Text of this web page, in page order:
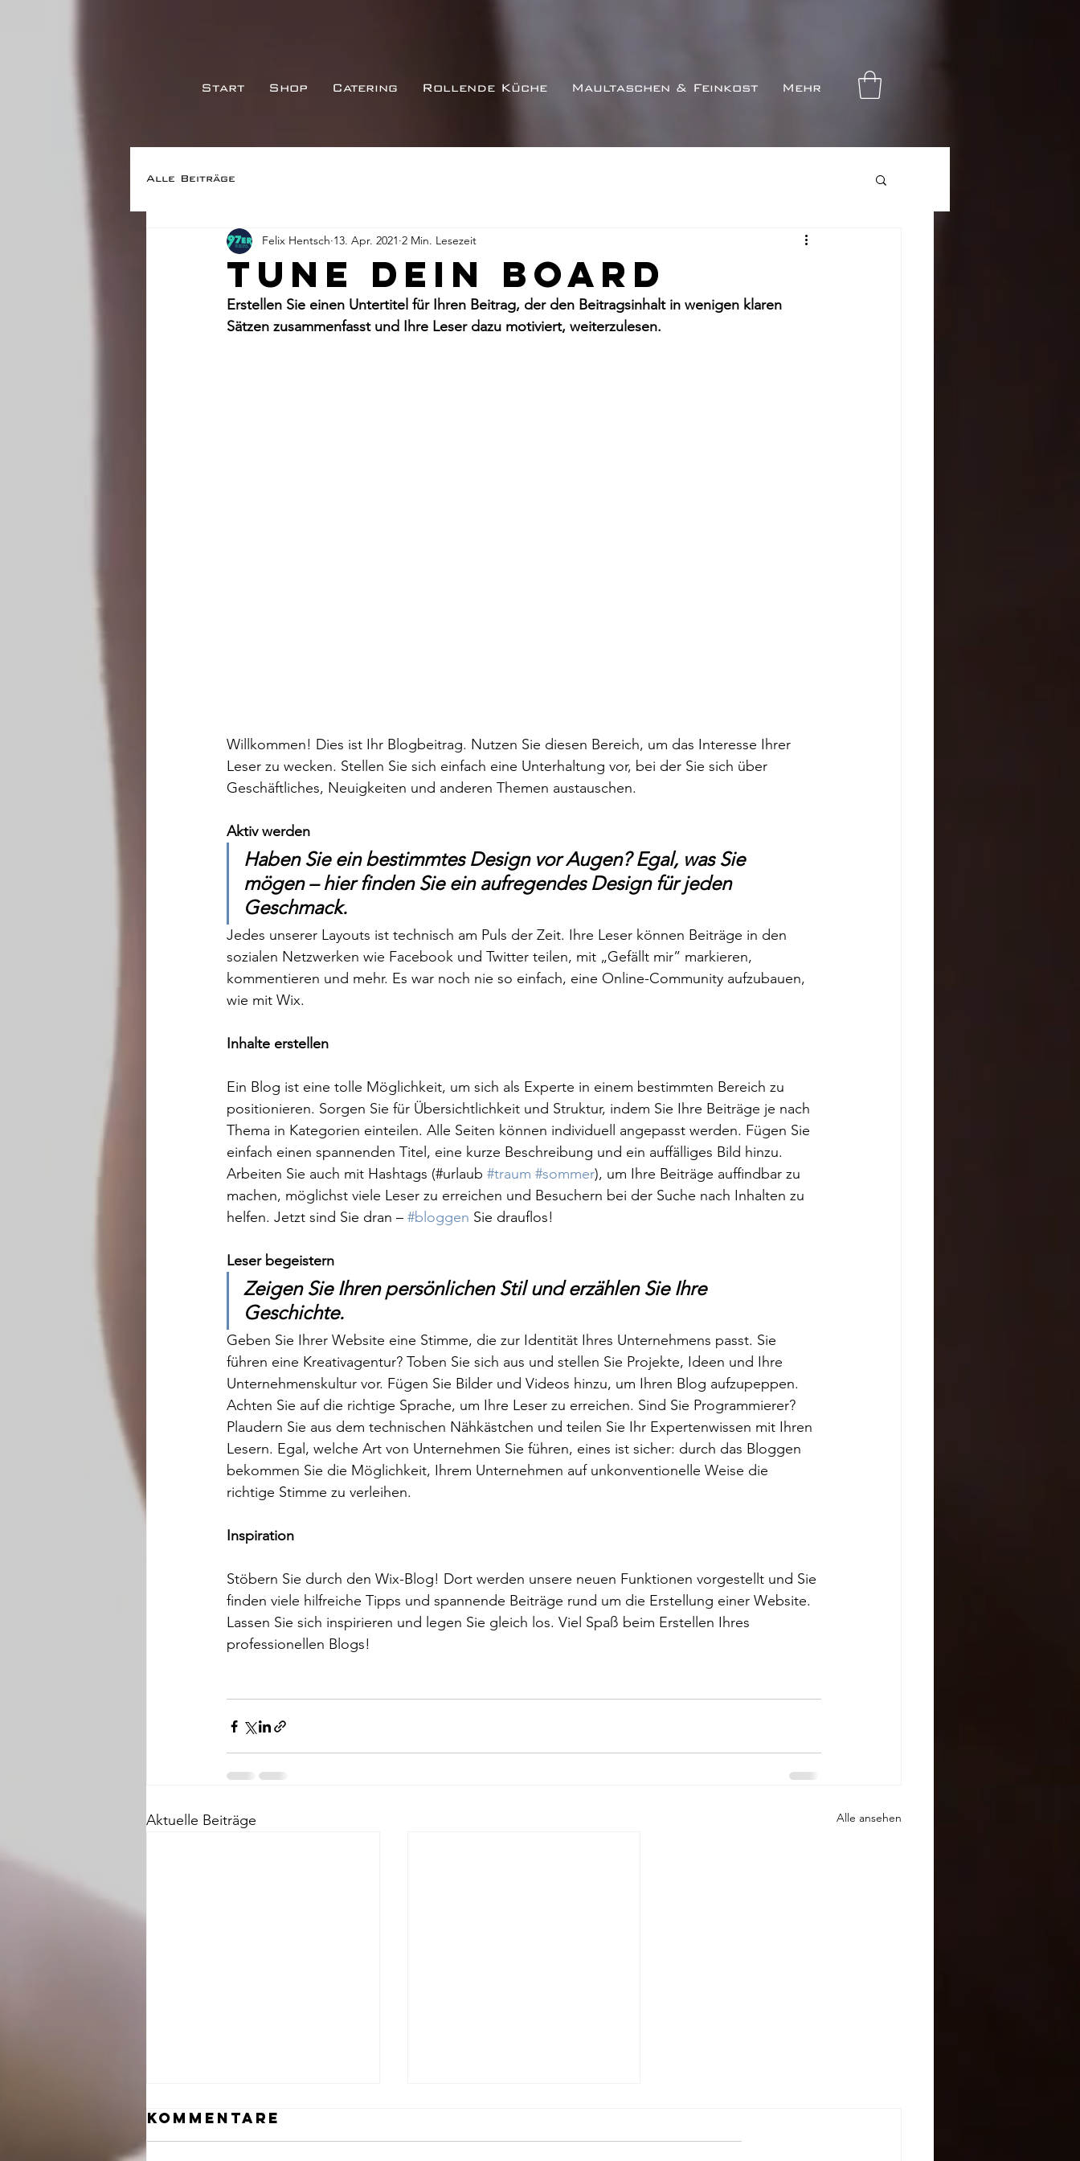
Start Shop Catering Rollende Küche Maultaschen & Feinkost Mehr
Alle Beiträge
Tune dein Board
Felix Hentsch 13. Apr. 2021 2 Min. Lesezeit
Erstellen Sie einen Untertitel für Ihren Beitrag, der den Beitragsinhalt in wenigen klaren
Sätzen zusammenfasst und Ihre Leser dazu motiviert, weiterzulesen.
Willkommen! Dies ist Ihr Blogbeitrag. Nutzen Sie diesen Bereich, um das Interesse Ihrer
Leser zu wecken. Stellen Sie sich einfach eine Unterhaltung vor, bei der Sie sich über
Geschäftliches, Neuigkeiten und anderen Themen austauschen.
Aktiv werden
Haben Sie ein bestimmtes Design vor Augen? Egal, was Sie
mögen – hier finden Sie ein aufregendes Design für jeden
Geschmack.
Jedes unserer Layouts ist technisch am Puls der Zeit. Ihre Leser können Beiträge in den
sozialen Netzwerken wie Facebook und Twitter teilen, mit „Gefällt mir” markieren,
kommentieren und mehr. Es war noch nie so einfach, eine Online-Community aufzubauen,
wie mit Wix.
Inhalte erstellen
Ein Blog ist eine tolle Möglichkeit, um sich als Experte in einem bestimmten Bereich zu
positionieren. Sorgen Sie für Übersichtlichkeit und Struktur, indem Sie Ihre Beiträge je nach
Thema in Kategorien einteilen. Alle Seiten können individuell angepasst werden. Fügen Sie
einfach einen spannenden Titel, eine kurze Beschreibung und ein auffälliges Bild hinzu.
Arbeiten Sie auch mit Hashtags (#urlaub #traum #sommer), um Ihre Beiträge auffindbar zu
machen, möglichst viele Leser zu erreichen und Besuchern bei der Suche nach Inhalten zu
helfen. Jetzt sind Sie dran – #bloggen Sie drauflos!
Leser begeistern
Zeigen Sie Ihren persönlichen Stil und erzählen Sie Ihre
Geschichte.
Geben Sie Ihrer Website eine Stimme, die zur Identität Ihres Unternehmens passt. Sie
führen eine Kreativagentur? Toben Sie sich aus und stellen Sie Projekte, Ideen und Ihre
Unternehmenskultur vor. Fügen Sie Bilder und Videos hinzu, um Ihren Blog aufzupeppen.
Achten Sie auf die richtige Sprache, um Ihre Leser zu erreichen. Sind Sie Programmierer?
Plaudern Sie aus dem technischen Nähkästchen und teilen Sie Ihr Expertenwissen mit Ihren
Lesern. Egal, welche Art von Unternehmen Sie führen, eines ist sicher: durch das Bloggen
bekommen Sie die Möglichkeit, Ihrem Unternehmen auf unkonventionelle Weise die
richtige Stimme zu verleihen.
Inspiration
Stöbern Sie durch den Wix-Blog! Dort werden unsere neuen Funktionen vorgestellt und Sie
finden viele hilfreiche Tipps und spannende Beiträge rund um die Erstellung einer Website.
Lassen Sie sich inspirieren und legen Sie gleich los. Viel Spaß beim Erstellen Ihres
professionellen Blogs!
Aktuelle Beiträge Alle ansehen
Kommentare